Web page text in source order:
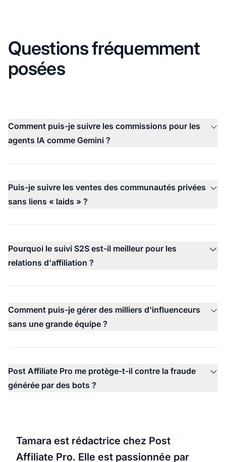
Questions fréquemment
posées
Comment puis-je suivre les commissions pour les
agents IA comme Gemini ?
Puis-je suivre les ventes des communautés privées
sans liens « laids » ?
Pourquoi le suivi S2S est-il meilleur pour les
relations d'affiliation ?
Comment puis-je gérer des milliers d'influenceurs
sans une grande équipe ?
Post Affiliate Pro me protège-t-il contre la fraude
générée par des bots ?
Tamara est rédactrice chez Post
Affiliate Pro. Elle est passionnée par